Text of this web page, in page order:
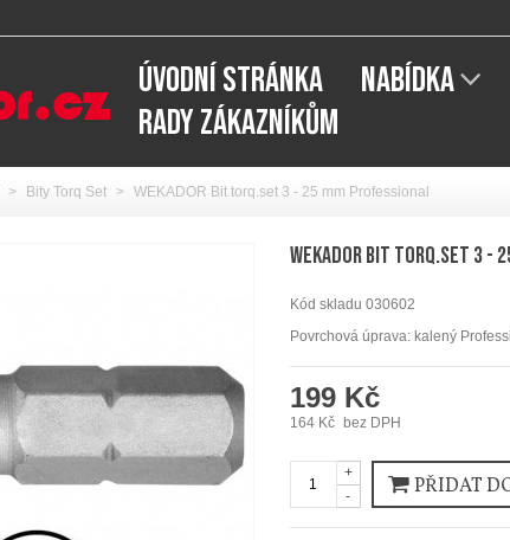
ÚVODNÍ STRÁNKA
NABÍDKA
RADY ZÁKAZNÍKŮM
> Bity Torq Set > WEKADOR Bit torq.set 3 - 25 mm Professional
WEKADOR Bit torq.set 3 -
Kód skladu 030602
Povrchová úprava: kalený
199 Kč
164 Kč bez DPH
-
+
PŘIDAT